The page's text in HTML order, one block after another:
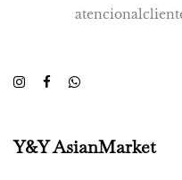
Y&Y AsianMarket